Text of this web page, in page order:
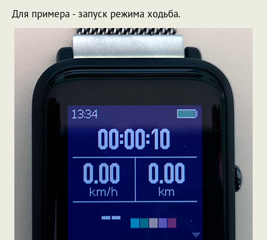
Для примера - запуск режима ходьба.